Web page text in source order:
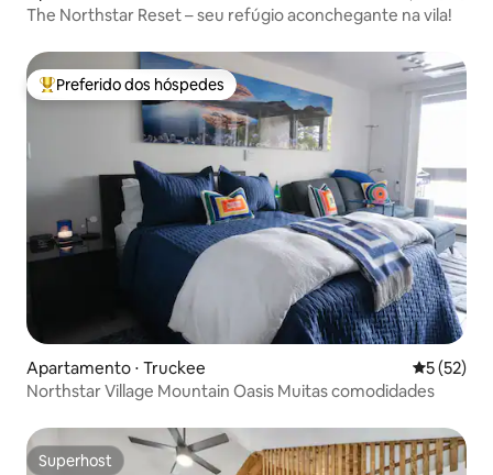
The Northstar Reset – seu refúgio aconchegante na vila!
Entre os melhores preferidos dos hóspedes
Preferido dos hóspedes
Apartamento ⋅ Truckee 5 de uma
5 (52)
Northstar Village Mountain Oasis Muitas comodidades
Superhost
Superhost